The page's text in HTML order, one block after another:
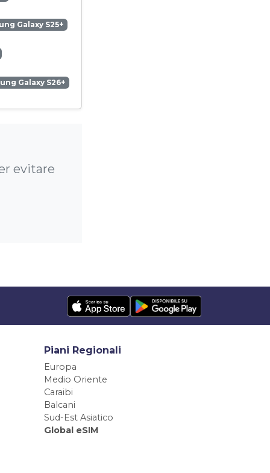
Galaxy S25+
Galaxy S26+
evitare
Piani Regionali
Europa
Medio Oriente
Caraibi
Balcani
Sud-Est Asiatico
Global eSIM